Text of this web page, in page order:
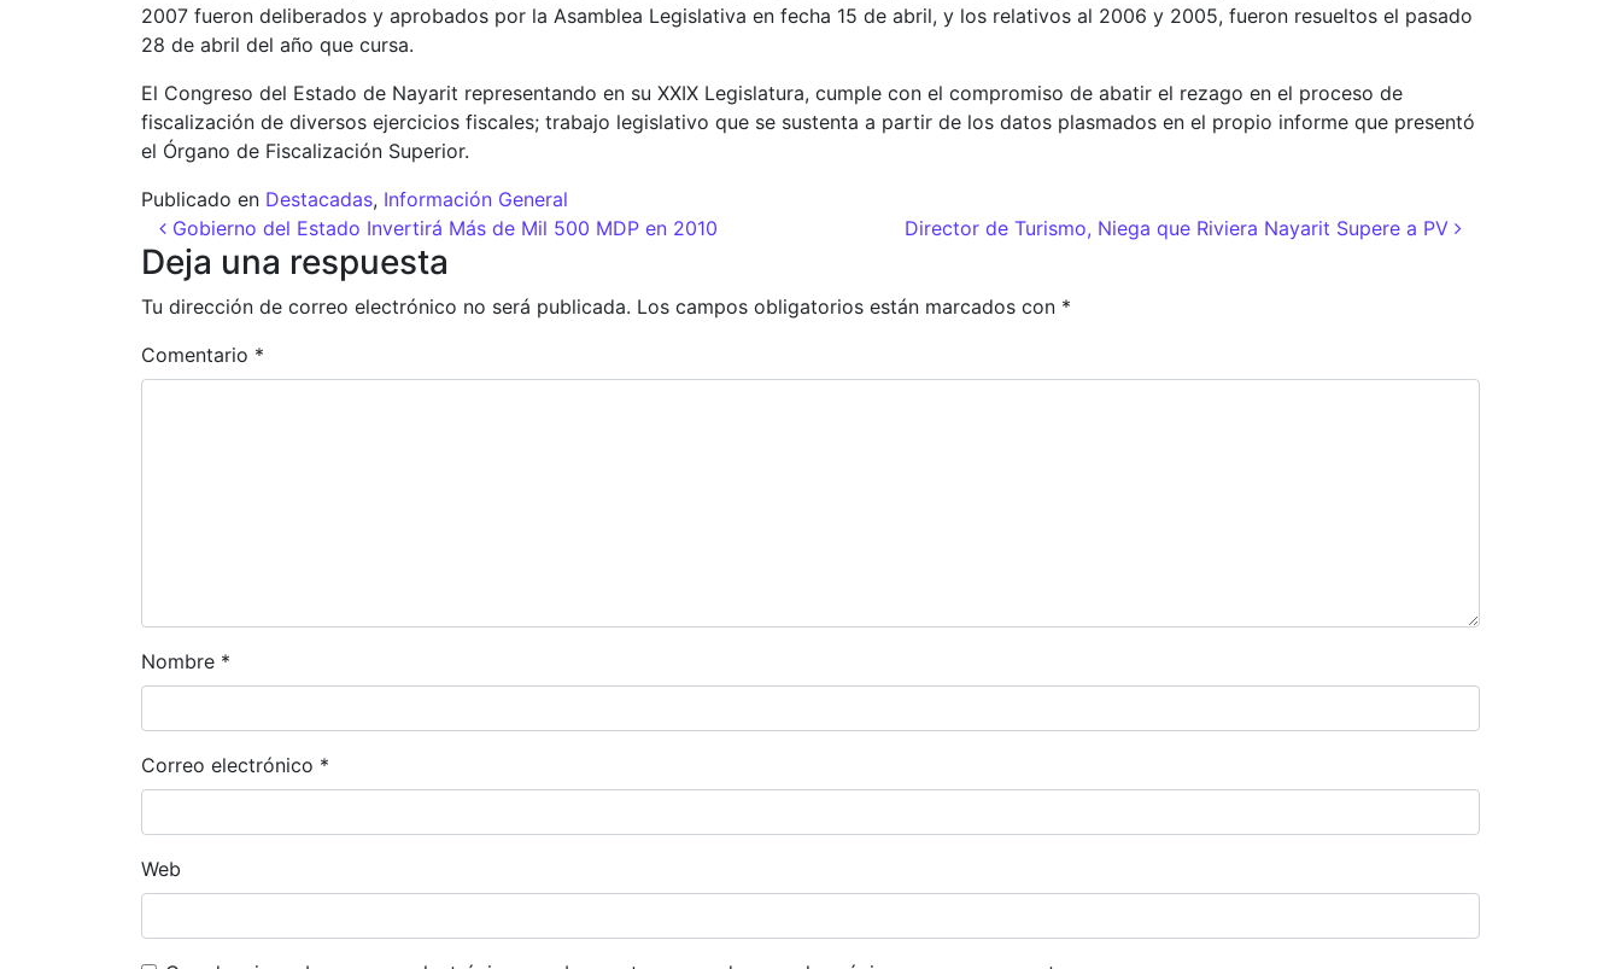
2007 fueron deliberados y aprobados por la Asamblea Legislativa en fecha 15 de abril, y los relativos al 2006 y 2005, fueron resueltos el pasado
28 de abril del año que cursa.
El Congreso del Estado de Nayarit representando en su XXIX Legislatura, cumple con el compromiso de abatir el rezago en el proceso de
fiscalización de diversos ejercicios fiscales; trabajo legislativo que se sustenta a partir de los datos plasmados en el propio informe que presentó
el Órgano de Fiscalización Superior.
Publicado en Destacadas, Información General
Navegación de entradas
Gobierno del Estado Invertirá Más de Mil 500 MDP en 2010 Director de Turismo, Niega que Riviera Nayarit Supere a PV
Deja una respuesta
Tu dirección de correo electrónico no será publicada. Los campos obligatorios están marcados con *
Comentario *
Nombre *
Correo electrónico *
Web